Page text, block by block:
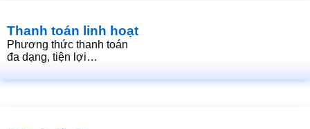
Thanh toán linh hoạt
Phương thức thanh toán
đa dạng, tiện lợi…